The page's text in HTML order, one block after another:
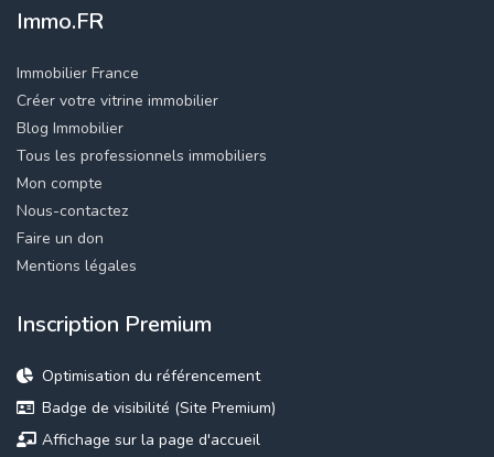
Immo.FR
Immobilier France
Créer votre vitrine immobilier
Blog Immobilier
Tous les professionnels immobiliers
Mon compte
Nous-contactez
Faire un don
Mentions légales
Inscription Premium
Optimisation du référencement
Badge de visibilité (Site Premium)
Affichage sur la page d'accueil